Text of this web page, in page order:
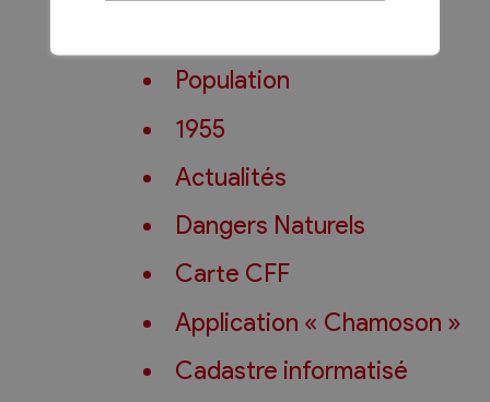
Population
1955
Actualités
Dangers Naturels
Carte CFF
Application « Chamoson »
Cadastre informatisé